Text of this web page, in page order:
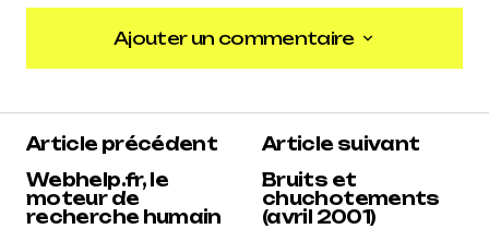
Ajouter un commentaire
Ajouter un commentaire
Article précédent
Webhelp.fr, le
moteur de
recherche humain
Article suivant
Bruits et
chuchotements
(avril 2001)